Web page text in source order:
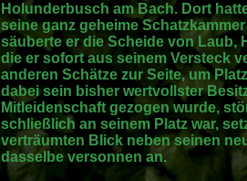
Holunderbusch am Bach. Dort
seine ganz geheime
säuberte er die Scheide von Laub,
die er sofort aus seinem Versteck
anderen Schätze zur Seite, um
dabei sein bisher wertvollster
Mitleidenschaft gezogen wurde,
schließlich an seinem Platz war,
verträumten Blick neben seinen
dasselbe versonnen an.